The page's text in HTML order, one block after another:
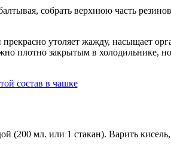
собрать верхнюю часть
утоляет жажду, насыщает
плотно закрытым в холодильнике,
(200 мл. или 1 стакан). Варить